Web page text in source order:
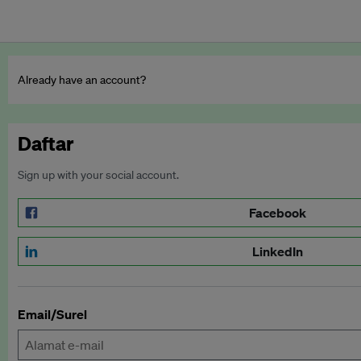
Already have an account?
Daftar
Sign up with your social account.
Facebook
LinkedIn
Email/Surel